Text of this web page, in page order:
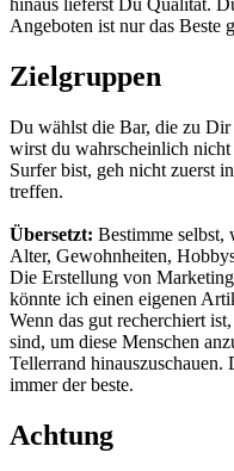
hinaus lieferst Du Qualität.
Angeboten ist nur das Beste
Zielgruppen
Du wählst die Bar, die zu Dir
wirst du wahrscheinlich
Surfer bist, geh nicht zuerst
treffen.
Übersetzt: Bestimme
Alter, Gewohnheiten,
Die Erstellung von
könnte ich einen eigenen
Wenn das gut recherchiert
sind, um diese Menschen
Tellerrand
immer der beste.
Achtung